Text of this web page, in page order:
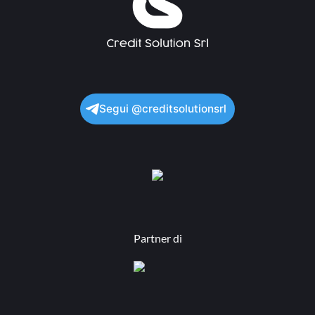
Segui @creditsolutionsrl
Partner di